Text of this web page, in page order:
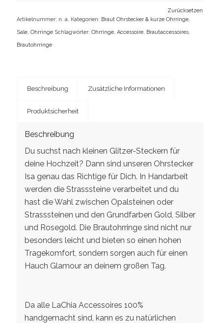
Zurücksetzen
Artikelnummer: n. a. Kategorien: Braut Ohrstecker & kurze Ohrringe,
Sale, Ohrringe Schlagwörter: Ohrringe, Accessoire, Brautaccessoires,
Brautohrringe
Beschreibung Zusätzliche Informationen
Produktsicherheit
Beschreibung
Du suchst nach kleinen Glitzer-Steckern für
deine Hochzeit? Dann sind unseren Ohrstecker
Isa genau das Richtige für Dich. In Handarbeit
werden die Strasssteine verarbeitet und du
hast die Wahl zwischen Opalsteinen oder
Strasssteinen und den Grundfarben Gold, Silber
und Rosegold. Die Brautohrringe sind nicht nur
besonders leicht und bieten so einen hohen
Tragekomfort, sondern sorgen auch für einen
Hauch Glamour an deinem großen Tag.
Da alle LaChia Accessoires 100%
handgemacht sind, kann es zu natürlichen